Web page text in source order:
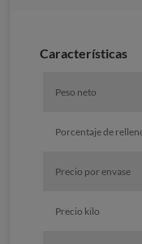
Características
Peso neto
Porcentaje de
Precio por envase
Precio kilo